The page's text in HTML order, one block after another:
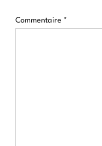
Commentaire *